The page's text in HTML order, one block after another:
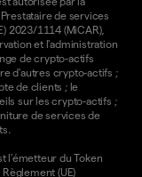
de services
2023/1114 (MiCAR),
et l'administration
de crypto-actifs
d'autres crypto-actifs ;
de clients ; le
sur les crypto-actifs ;
de services de
l'émetteur du Token
(UE)